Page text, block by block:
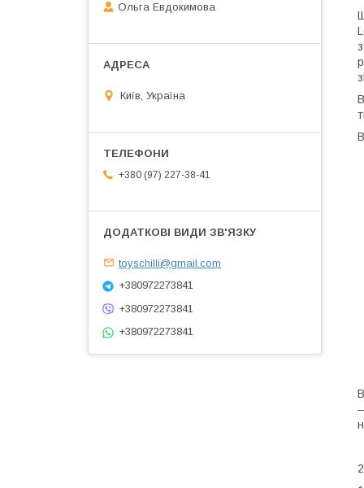
Ольга Евдокимова
Київ, Україна
+380 (97) 227-38-41
toyschilli@gmail.com
+380972273841
+380972273841
+380972273841